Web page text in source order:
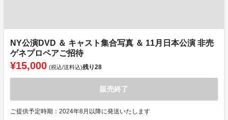
NY公演DVD ＆ キャスト集合写真 ＆ 11月日本公演 非売
ゲネプロペアご招待
¥15,000 (税込/送料込)残り28
販売終了
ご提供予定時期：2024年8月以降に発送いたします